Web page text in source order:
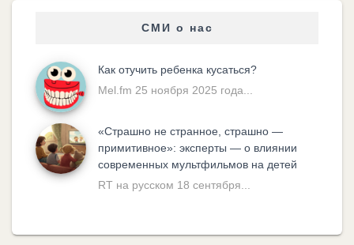
СМИ о нас
Как отучить ребенка кусаться?
Mel.fm 25 ноября 2025 года...
«Cтрашно не странное, страшно —
примитивное»: эксперты — о влиянии
современных мультфильмов на детей
RT на русском 18 сентября...